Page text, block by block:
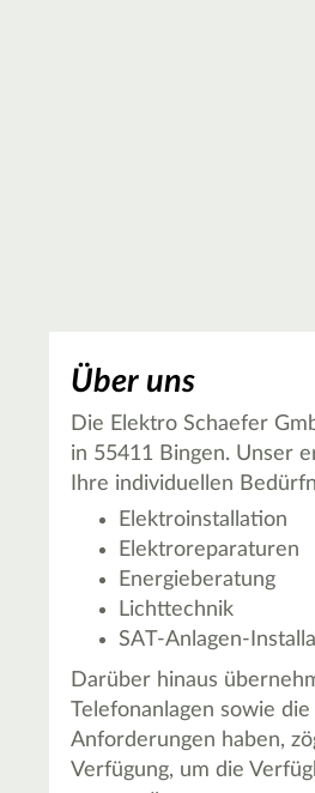
Über uns
Die Elektro Schaefer
in 55411 Bingen. Unser
Ihre individuellen
Elektroinstallation
Elektroreparaturen
Energieberatung
Lichttechnik
SAT-Anlagen-
Darüber hinaus
Telefonanlagen sowie
Anforderungen haben,
Verfügung, um die